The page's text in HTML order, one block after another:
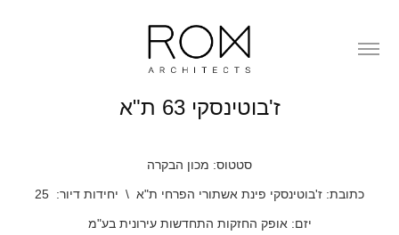
ז'בוטינסקי 63 ת"א
סטטוס: מכון הבקרה
כתובת: ז'בוטינסקי פינת אשתורי הפרחי ת"א \ יחידות דיור: 25
יזם: אופק החזקות התחדשות עירונית בע"מ